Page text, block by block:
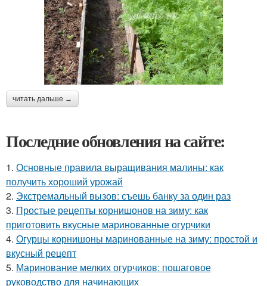
читать дальше →
Последние обновления на сайте:
1. Основные правила выращивания малины: как
получить хороший урожай
2. Экстремальный вызов: съешь банку за один раз
3. Простые рецепты корнишонов на зиму: как
приготовить вкусные маринованные огурчики
4. Огурцы корнишоны маринованные на зиму: простой и
вкусный рецепт
5. Маринование мелких огурчиков: пошаговое
руководство для начинающих